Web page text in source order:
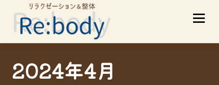
ン
メニュ
当店について 初めての方へ
2024年4月